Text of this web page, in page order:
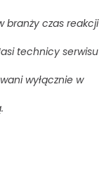
branży czas reakcji
technicy serwisu
wyłącznie w